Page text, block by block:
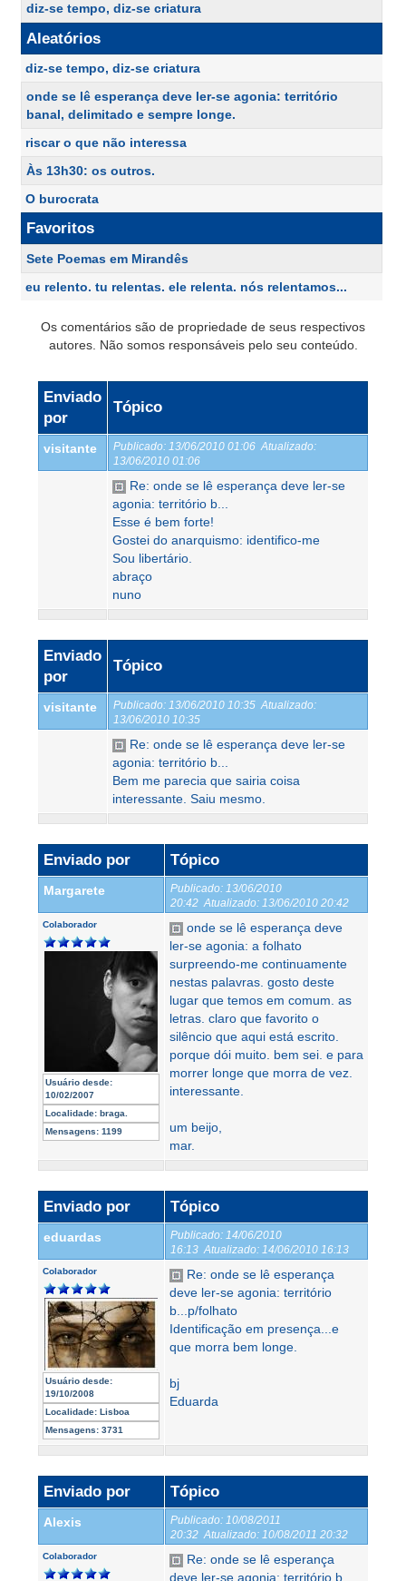
diz-se tempo, diz-se criatura
Aleatórios
diz-se tempo, diz-se criatura
onde se lê esperança deve ler-se agonia: território
banal, delimitado e sempre longe.
riscar o que não interessa
Às 13h30: os outros.
O burocrata
Favoritos
Sete Poemas em Mirandês
eu relento. tu relentas. ele relenta. nós relentamos...
Os comentários são de propriedade de seus respectivos
autores. Não somos responsáveis pelo seu conteúdo.
Enviado
por
Tópico
visitante Publicado: 13/06/2010 01:06 Atualizado:
13/06/2010 01:06
Re: onde se lê esperança deve ler-se
agonia: território b...
Esse é bem forte!
Gostei do anarquismo: identifico-me
Sou libertário.
abraço
nuno
Enviado
por
Tópico
visitante Publicado: 13/06/2010 10:35 Atualizado:
13/06/2010 10:35
Re: onde se lê esperança deve ler-se
agonia: território b...
Bem me parecia que sairia coisa
interessante. Saiu mesmo.
Enviado por Tópico
Margarete Publicado: 13/06/2010
20:42 Atualizado: 13/06/2010 20:42
Colaborador
Usuário desde:
10/02/2007
Localidade: braga.
Mensagens: 1199
onde se lê esperança deve
ler-se agonia: a folhato
surpreendo-me continuamente
nestas palavras. gosto deste
lugar que temos em comum. as
letras. claro que favorito o
silêncio que aqui está escrito.
porque dói muito. bem sei. e para
morrer longe que morra de vez.
interessante.
um beijo,
mar.
Enviado por Tópico
eduardas Publicado: 14/06/2010
16:13 Atualizado: 14/06/2010 16:13
Colaborador
Usuário desde:
19/10/2008
Localidade: Lisboa
Mensagens: 3731
Re: onde se lê esperança
deve ler-se agonia: território
b...p/folhato
Identificação em presença...e
que morra bem longe.
bj
Eduarda
Enviado por Tópico
Alexis Publicado: 10/08/2011
20:32 Atualizado: 10/08/2011 20:32
Colaborador
Re: onde se lê esperança
deve ler-se agonia: território b...